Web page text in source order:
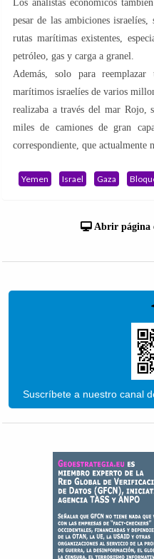
Los analistas económicos
pesar de las ambiciones
rutas marítimas existentes,
petróleo, gas y carga a granel.
Además, solo para
marítimos israelíes de varios
realizaba a través del mar Rojo,
miles de camiones de gran
correspondiente, que actualmente
Yemen Israel Gaza
Abrir página
Suscríbete a nuestro canal